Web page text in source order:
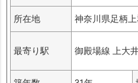
所在地 神奈川県足柄
最寄り駅 御殿場線 上大